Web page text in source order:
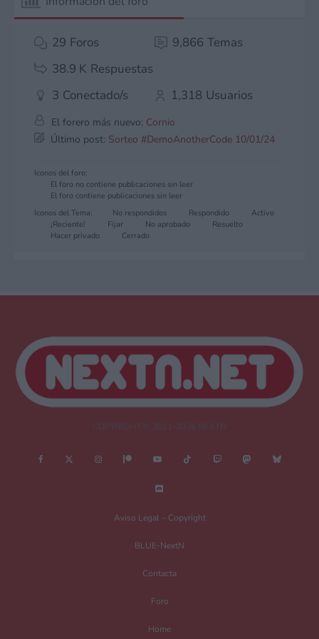
29 Foros 9,866 Temas
38.9 K Respuestas
3 Conectado/s 1,318 Usuarios
El forero más nuevo: Cornio
Último post: Sorteo #DemoAnotherCode 10/01/24
Iconos del foro:
El foro no contiene publicaciones sin leer
El foro contiene publicaciones sin leer
Iconos del Tema:
No respondidos Respondido
Activo
¡Reciente!
Fijar No aprobado
Resuelto
Hacer privado
Cerrado
Aviso Legal – Copyright
BLUE-NextN
Contacta
Foro
Home